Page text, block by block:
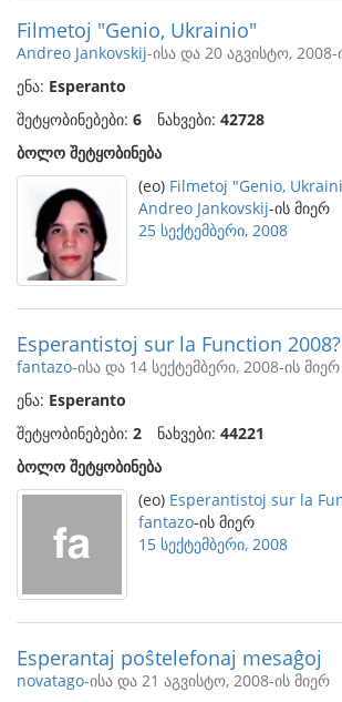
Filmetoj "Genio, Ukrainio"
Andreo Jankovskij-ისა და 20 აგვისტო, 2008-
ენა: Esperanto
შეტყობინებები: 6 ნახვები: 42728
ბოლო შეტყობინება
(eo) Filmetoj "Genio,
Andreo Jankovskij-ის მიერ
25 სექტემბერი, 2008
Esperantistoj sur la Function 2008?
fantazo-ისა და 14 სექტემბერი, 2008-ის მიერ
ენა: Esperanto
შეტყობინებები: 2 ნახვები: 44221
ბოლო შეტყობინება
(eo) Esperantistoj sur la
fantazo-ის მიერ
15 სექტემბერი, 2008
Esperantaj poŝtelefonaj mesaĝoj
novatago-ისა და 21 აგვისტო, 2008-ის მიერ